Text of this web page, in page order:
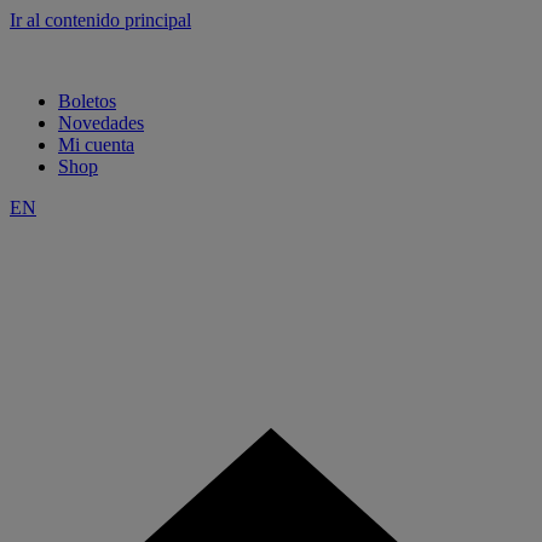
Ir al contenido principal
Boletos
Novedades
Mi cuenta
Shop
EN